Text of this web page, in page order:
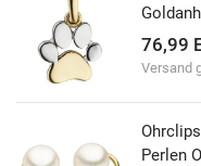
76,99
Versand
Perlen